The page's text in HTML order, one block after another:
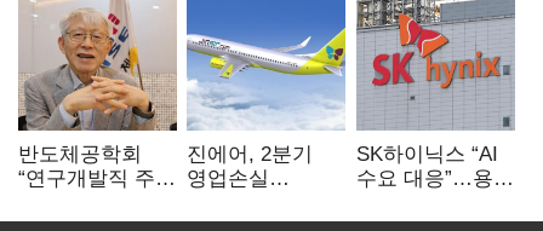
반도체공학회
“연구개발직 주
진에어, 2분기
영업손실
SK하이닉스 “AI
수요 대응”…용인